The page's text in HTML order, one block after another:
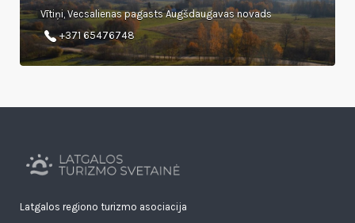
Vītiņi, Vecsalienas pagasts Augšdaugavas novads
+371 65476748
Latgalos regiono turizmo asociacija